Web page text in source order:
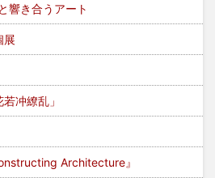
響き合うアート
展
冲繚乱」
Architecture』